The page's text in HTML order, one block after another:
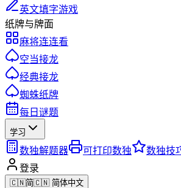
英文填字游戏
纸牌与牌面
麻将连连看
空当接龙
经典接龙
蜘蛛纸牌
每日谜题
学习
数独解题器 可打印数独 数独技
登录
🇨🇳简🇨🇳 简体中文